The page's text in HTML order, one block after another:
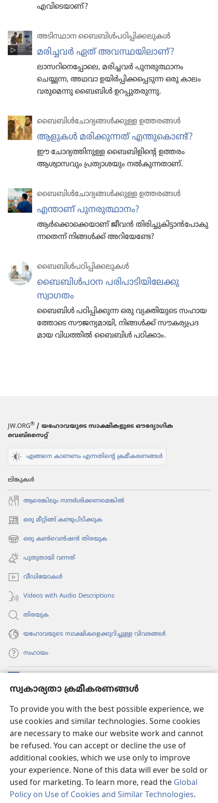
സ്വകാര്യതാ ക്രമീകരണങ്ങൾ
To provide you with the best possible experience, we
use cookies and similar technologies. Some cookies
are necessary to make our website work and cannot
be refused. You can accept or decline the use of
additional cookies, which we use only to improve
your experience. None of this data will ever be sold or
used for marketing. To learn more, read the Global
Policy on Use of Cookies and Similar Technologies.
എവിടെയാണ്‌ ?
അടിസ്ഥാന ബൈബിൾപഠിപ്പിക്കലുകൾ
മരിച്ചവർ ഏത്‌ അവസ്ഥയി​ലാണ്‌?
ലാസറി​നെ​പ്പോ​ലെ, മരിച്ചവർ പുനരു​ത്ഥാ​നം
ചെയ്യുന്ന, അഥവാ ഉയിർപ്പി​ക്ക​പ്പെ​ടു​ന്ന ഒരു കാലം
വരു​മെ​ന്നു ബൈബിൾ ഉറപ്പു​ത​രു​ന്നു.
ബൈബിൾചോ​ദ്യ​ങ്ങൾക്കുള്ള ഉത്തരങ്ങൾ
ആളുകൾ മരിക്കു​ന്നത്‌ എന്തു​കൊണ്ട്‌?
ഈ ചോദ്യ​ത്തി​നു​ള്ള ബൈബി​ളി​ന്റെ ഉത്തരം
ആശ്വാ​സ​വും പ്രത്യാ​ശ​യും നൽകുന്നതാണ്‌.
ബൈബിൾചോ​ദ്യ​ങ്ങൾക്കുള്ള ഉത്തരങ്ങൾ
എന്താണ്‌ പുനരു​ത്ഥാ​നം?
ആർക്കൊ​ക്കെ​യാണ്‌ ജീവൻ തിരി​ച്ചു​കി​ട്ടാൻപോ​കു​
ന്ന​തെന്ന്‌ നിങ്ങൾക്ക്‌ അറി​യേണ്ടേ?
ബൈബിൾപ​ഠി​പ്പി​ക്ക​ലു​കൾ
ബൈബിൾപഠന പരിപാ​ടി​യി​ലേക്കു
സ്വാഗതം
ബൈബിൾ പഠിപ്പി​ക്കുന്ന ഒരു വ്യക്തി​യു​ടെ സഹായ​
ത്തോ​ടെ സൗജന്യ​മാ​യി, നിങ്ങൾക്ക്‌ സൗകര്യ​പ്ര​ദ​
മായ വിധത്തിൽ ബൈബിൾ പഠിക്കാം.
JW.ORG® / യഹോവയുടെ സാക്ഷികളുടെ ഔദ്യോഗിക
വെബ്സൈറ്റ്
എങ്ങനെ കാണണം എന്നതിന്റെ ക്രമീകരണങ്ങൾ
ലിങ്കുകൾ
ആരെങ്കി​ലും സന്ദർശി​ക്ക​ണ​മെ​ങ്കിൽ
ഒരു മീറ്റിങ്ങ് കണ്ടുപിടിക്കുക
(പുതിയ
പേജ്
തുറക്കുക)
ഒരു കൺവെൻഷൻ തിരയുക
(പുതിയ
പേജ്
തുറക്കുക)
പുതുതായി വന്നത്‌
വീഡി​യോ​കൾ
Videos with Audio Descriptions
തിരയുക
യഹോവയുടെ സാക്ഷികളെക്കുറിച്ചുള്ള വിവരങ്ങൾ
സഹായം
പേജ്
തുറക്കുക)വാച്ച്ടവര്‍ ഓണ്‍ലൈന്‍ ലൈബ്രറി
(പുതിയ
പേജ്
തുറക്കുക)JW ഹബ്ബ്
(പുതിയ
പേജ്
തുറക്കുക)JW ലൈ​ബ്ര​റി
വാച്ച്‌ടവർ ലൈ​ബ്രറി